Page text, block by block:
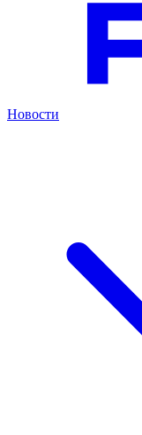
Новости